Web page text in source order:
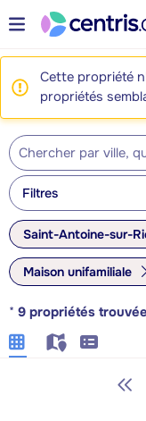
Cette propriété
propriétés
Filtres
Saint-Antoine-sur-
Maison unifamiliale
* 9 propriétés